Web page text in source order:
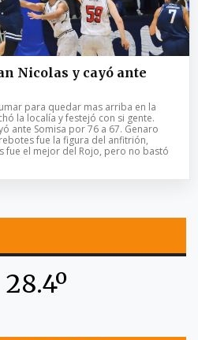
Nicolas y cayó ante
para quedar mas arriba en la
la localía y festejó con si gente.
ante Somisa por 76 a 67. Genaro
fue la figura del anfitrión,
fue el mejor del Rojo, pero no bastó
28.4º